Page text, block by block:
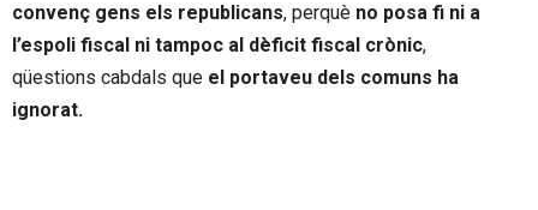
convenç gens els republicans, perquè no posa fi ni a
l’espoli fiscal ni tampoc al dèficit fiscal crònic,
qüestions cabdals que el portaveu dels comuns ha
ignorat.